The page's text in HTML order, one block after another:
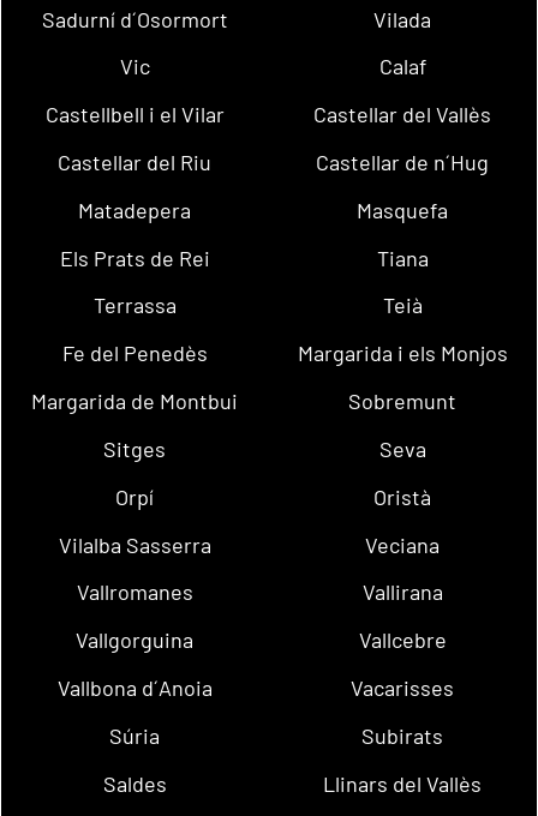
Sadurní d´Osormort
Vilada
Vic
Calaf
Castellbell i el Vilar
Castellar del Vallès
Castellar del Riu
Castellar de n´Hug
Matadepera
Masquefa
Els Prats de Rei
Tiana
Terrassa
Teià
Fe del Penedès
Margarida i els Monjos
Margarida de Montbui
Sobremunt
Sitges
Seva
Orpí
Oristà
Vilalba Sasserra
Veciana
Vallromanes
Vallirana
Vallgorguina
Vallcebre
Vallbona d´Anoia
Vacarisses
Súria
Subirats
Saldes
Llinars del Vallès